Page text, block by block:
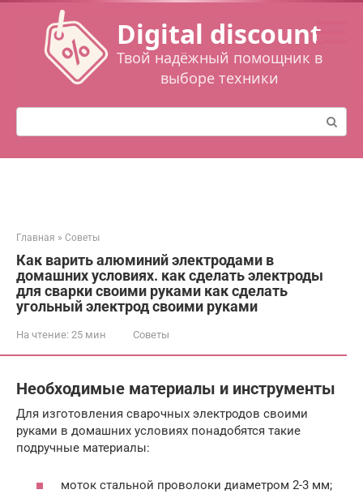
Перейти
контенту
Digital discount
Твой надёжный помощник в
выборе техники
Поиск:
Главная » Советы
Как варить алюминий электродами в
домашних условиях. как сделать электроды
для сварки своими руками как сделать
угольный электрод своими руками
На чтение: 25 мин Советы
Необходимые материалы и инструменты
Для изготовления сварочных электродов своими
руками в домашних условиях понадобятся такие
подручные материалы:
моток стальной проволоки диаметром 2-3 мм;